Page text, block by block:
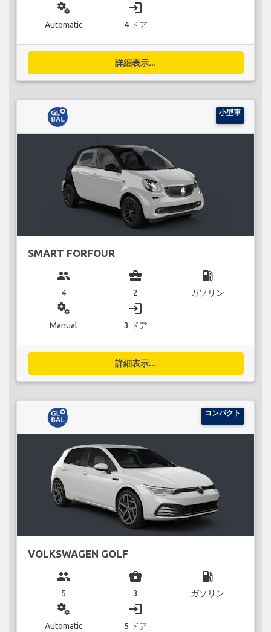
miscellaneous_services
Automatic
login
4 ドア
詳細表示...
小型車
SMART FORFOUR
group
4
business_center
2
local_gas_station
ガソリン
miscellaneous_services
Manual
login
3 ドア
詳細表示...
コンパクト
VOLKSWAGEN GOLF
group
5
business_center
3
local_gas_station
ガソリン
miscellaneous_services
Automatic
login
5 ドア